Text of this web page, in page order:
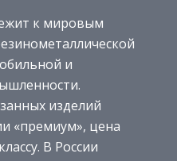
к мировым
и
изделий
«премиум», цена
В России